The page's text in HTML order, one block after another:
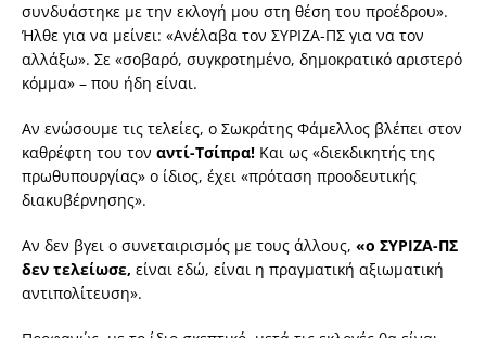
συνδυάστηκε με την εκλογή μου στη θέση του προέδρου».
Ήλθε για να μείνει: «Ανέλαβα τον ΣΥΡΙΖΑ-ΠΣ για να τον
αλλάξω». Σε «σοβαρό, συγκροτημένο, δημοκρατικό αριστερό
κόμμα» – που ήδη είναι.
Αν ενώσουμε τις τελείες, ο Σωκράτης Φάμελλος βλέπει στον
καθρέφτη του τον αντί-Τσίπρα! Και ως «διεκδικητής της
πρωθυπουργίας» ο ίδιος, έχει «πρόταση προοδευτικής
διακυβέρνησης».
Αν δεν βγει ο συνεταιρισμός με τους άλλους, «ο ΣΥΡΙΖΑ-ΠΣ
δεν τελείωσε, είναι εδώ, είναι η πραγματική αξιωματική
αντιπολίτευση».